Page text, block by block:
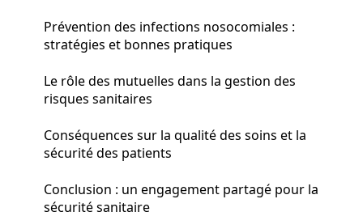
Prévention des infections nosocomiales :
stratégies et bonnes pratiques
Le rôle des mutuelles dans la gestion des
risques sanitaires
Conséquences sur la qualité des soins et la
sécurité des patients
Conclusion : un engagement partagé pour la
sécurité sanitaire